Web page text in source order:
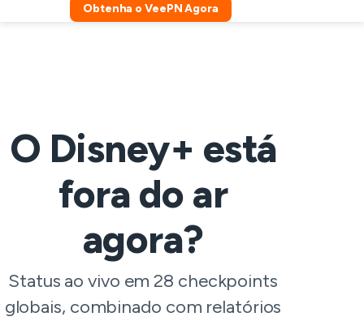
Obtenha o VeePN Agora
O Disney+ está
fora do ar
agora?
Status ao vivo em 28 checkpoints
globais, combinado com relatórios